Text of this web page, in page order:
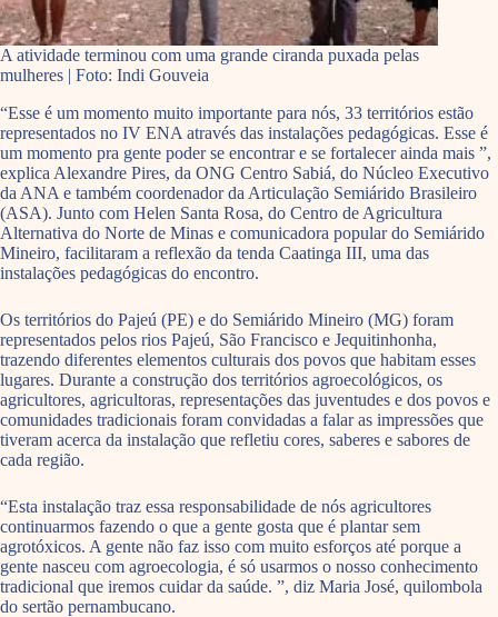
A atividade terminou com uma grande ciranda puxada pelas
mulheres | Foto: Indi Gouveia
“Esse é um momento muito importante para nós, 33 territórios estão
representados no IV ENA através das instalações pedagógicas. Esse é
um momento pra gente poder se encontrar e se fortalecer ainda mais ”,
explica Alexandre Pires, da ONG Centro Sabiá, do Núcleo Executivo
da ANA e também coordenador da Articulação Semiárido Brasileiro
(ASA). Junto com Helen Santa Rosa, do Centro de Agricultura
Alternativa do Norte de Minas e comunicadora popular do Semiárido
Mineiro, facilitaram a reflexão da tenda Caatinga III, uma das
instalações pedagógicas do encontro.
Os territórios do Pajeú (PE) e do Semiárido Mineiro (MG) foram
representados pelos rios Pajeú, São Francisco e Jequitinhonha,
trazendo diferentes elementos culturais dos povos que habitam esses
lugares. Durante a construção dos territórios agroecológicos, os
agricultores, agricultoras, representações das juventudes e dos povos e
comunidades tradicionais foram convidadas a falar as impressões que
tiveram acerca da instalação que refletiu cores, saberes e sabores de
cada região.
“Esta instalação traz essa responsabilidade de nós agricultores
continuarmos fazendo o que a gente gosta que é plantar sem
agrotóxicos. A gente não faz isso com muito esforços até porque a
gente nasceu com agroecologia, é só usarmos o nosso conhecimento
tradicional que iremos cuidar da saúde. ”, diz Maria José, quilombola
do sertão pernambucano.